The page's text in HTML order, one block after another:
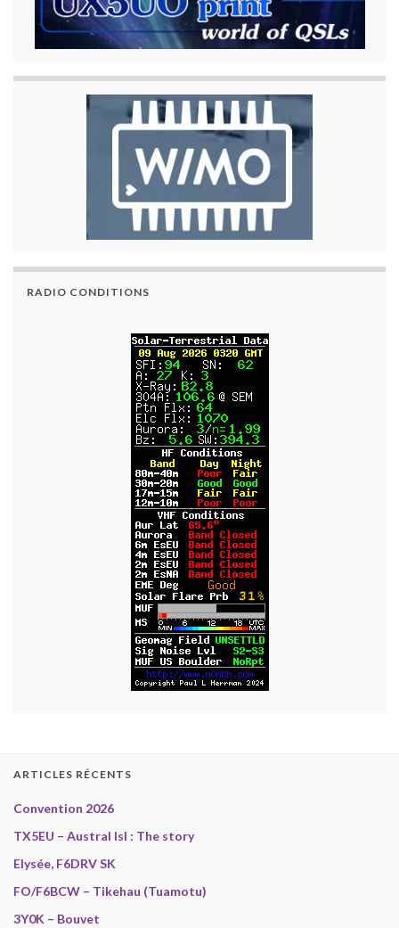
RADIO CONDITIONS
ARTICLES RÉCENTS
Convention 2026
TX5EU – Austral Isl : The story
Elysée, F6DRV SK
FO/F6BCW – Tikehau (Tuamotu)
3Y0K – Bouvet